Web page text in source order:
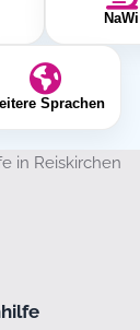
NaWi
Sprachen